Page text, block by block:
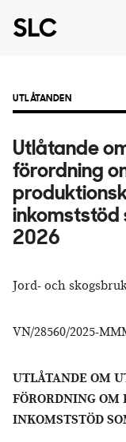
UTLÅTANDEN
Utlåtande
förordning
inkomststöd
2026
Jord- och
VN/28560/2025-
UTLÅTANDE OM
FÖRORDNING OM
INKOMSTSTÖD